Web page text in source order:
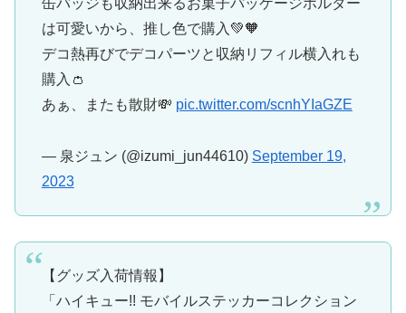
缶バッジも収納出来るお菓子パッケージホルダー
は可愛いから、推し色で購入💚🧡
デコ熱再びでデコパーツと収納リフィル横入れも
購入👛
あぁ、またも散財💸 pic.twitter.com/scnhYIaGZE
— 泉ジュン (@izumi_jun44610) September 19,
2023
【グッズ入荷情報】
「ハイキュー!! モバイルステッカーコレクション